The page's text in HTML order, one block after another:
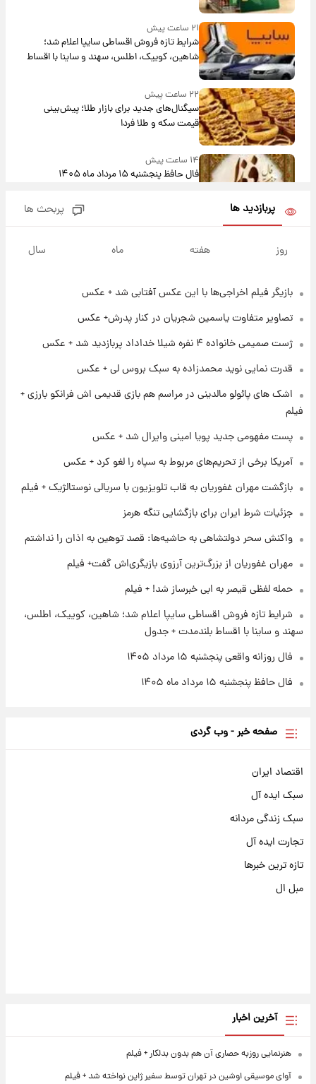
۲۱ ساعت پیش
شرایط تازه فروش اقساطی سایپا اعلام شد؛
شاهین، کوییک، اطلس، سهند و ساینا با اقساط
بلندمدت + جدول
۲۲ ساعت پیش
سیگنال‌های جدید برای بازار طلا؛ پیش‌بینی
قیمت سکه و طلا فردا
۱۴ ساعت پیش
فال حافظ پنجشنبه ۱۵ مرداد ماه ۱۴۰۵
۱۶ ساعت پیش
+ جدول
آغاز طرح جدید فروش مشارکت در تولید سایپا؛
سود مشارکت چند درصد است؟
۱ روز پیش
زمان پخش «مرد سه هزار چهره» مشخص شد
کار استقلال و رامین رضاییان رسما تمام شد +
عکس / خداحافظی صمیمانه آبی ها با رامین!
پربازدید ها پربحث ها
روز هفته ماه سال
بازیگر فیلم اخراجی‌ها با این عکس آفتابی شد + عکس
تصاویر متفاوت یاسمین شجریان در کنار پدرش+ عکس
ژست صمیمی خانواده ۴ نفره شیلا خداداد پربازدید شد + عکس
قدرت نمایی نوید محمدزاده به سبک بروس لی + عکس
اشک های پائولو مالدینی در مراسم هم بازی قدیمی اش فرانکو بارزی +
فیلم
پست مفهومی جدید پویا امینی وایرال شد + عکس
آمریکا برخی از تحریم‌های مربوط به سپاه را لغو کرد + عکس
بازگشت مهران غفوریان به قاب تلویزیون با سریالی نوستالژیک + فیلم
جزئیات شرط ایران برای بازگشایی تنگه هرمز
واکنش سحر دولتشاهی به حاشیه‌ها: قصد توهین به اذان را نداشتم
مهران غفوریان از بزرگ‌ترین آرزوی بازیگری‌اش گفت+ فیلم
حمله لفظی قیصر به ابی خبرساز شد! + فیلم
شرایط تازه فروش اقساطی سایپا اعلام شد؛ شاهین، کوییک، اطلس،
سهند و ساینا با اقساط بلندمدت + جدول
فال روزانه واقعی پنجشنبه ۱۵ مرداد ۱۴۰۵
فال حافظ پنجشنبه ۱۵ مرداد ماه ۱۴۰۵
صفحه خبر - وب گردی
اقتصاد ایران
سبک ایده آل
سبک زندگی مردانه
تجارت ایده آل
تازه ترین خبرها
مبل ال
آخرین اخبار
هنرنمایی روزبه حصاری آن هم بدون بدلکار + فیلم
آوای موسیقی اوشین در تهران توسط سفیر ژاپن نواخته شد + فیلم